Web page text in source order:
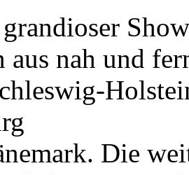
aus nah und
Die